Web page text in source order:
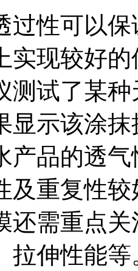
过性可以
实现较好
测试了某
显示该涂
产品的透
及重复性
还需重点
拉伸性能